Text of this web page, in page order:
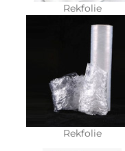
Rekfolie
Rekfolie